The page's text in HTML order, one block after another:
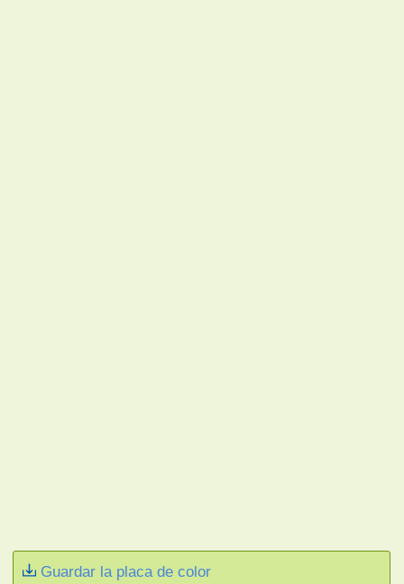
Guardar la placa de color